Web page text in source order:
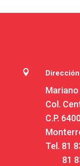
 Dirección
Col.
C.P.
Tel. 81
81